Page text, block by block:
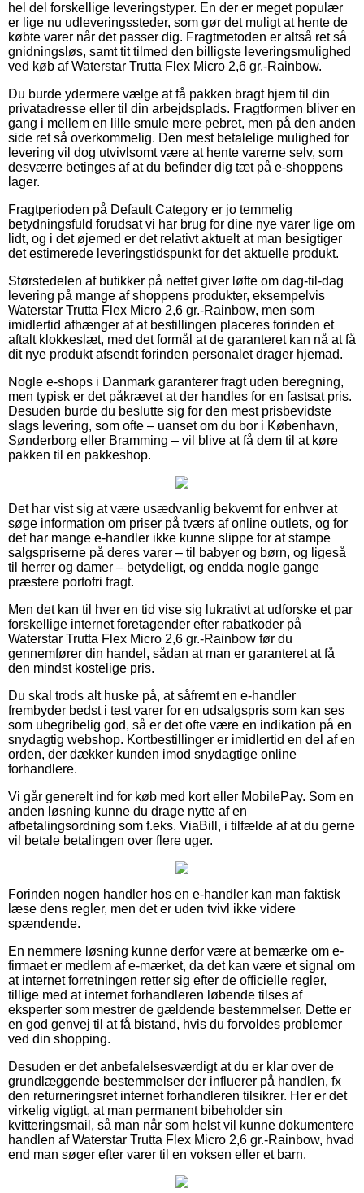
hel del forskellige leveringstyper. En der er meget populær
er lige nu udleveringssteder, som gør det muligt at hente de
købte varer når det passer dig. Fragtmetoden er altså ret så
gnidningsløs, samt tit tilmed den billigste leveringsmulighed
ved køb af Waterstar Trutta Flex Micro 2,6 gr.-Rainbow.
Du burde ydermere vælge at få pakken bragt hjem til din
privatadresse eller til din arbejdsplads. Fragtformen bliver en
gang i mellem en lille smule mere pebret, men på den anden
side ret så overkommelig. Den mest betalelige mulighed for
levering vil dog utvivlsomt være at hente varerne selv, som
desværre betinges af at du befinder dig tæt på e-shoppens
lager.
Fragtperioden på Default Category er jo temmelig
betydningsfuld forudsat vi har brug for dine nye varer lige om
lidt, og i det øjemed er det relativt aktuelt at man besigtiger
det estimerede leveringstidspunkt for det aktuelle produkt.
Størstedelen af butikker på nettet giver løfte om dag-til-dag
levering på mange af shoppens produkter, eksempelvis
Waterstar Trutta Flex Micro 2,6 gr.-Rainbow, men som
imidlertid afhænger af at bestillingen placeres forinden et
aftalt klokkeslæt, med det formål at de garanteret kan nå at få
dit nye produkt afsendt forinden personalet drager hjemad.
Nogle e-shops i Danmark garanterer fragt uden beregning,
men typisk er det påkrævet at der handles for en fastsat pris.
Desuden burde du beslutte sig for den mest prisbevidste
slags levering, som ofte – uanset om du bor i København,
Sønderborg eller Bramming – vil blive at få dem til at køre
pakken til en pakkeshop.
Det har vist sig at være usædvanlig bekvemt for enhver at
søge information om priser på tværs af online outlets, og for
det har mange e-handler ikke kunne slippe for at stampe
salgspriserne på deres varer – til babyer og børn, og ligeså
til herrer og damer – betydeligt, og endda nogle gange
præstere portofri fragt.
Men det kan til hver en tid vise sig lukrativt at udforske et par
forskellige internet foretagender efter rabatkoder på
Waterstar Trutta Flex Micro 2,6 gr.-Rainbow før du
gennemfører din handel, sådan at man er garanteret at få
den mindst kostelige pris.
Du skal trods alt huske på, at såfremt en e-handler
frembyder bedst i test varer for en udsalgspris som kan ses
som ubegribelig god, så er det ofte være en indikation på en
snydagtig webshop. Kortbestillinger er imidlertid en del af en
orden, der dækker kunden imod snydagtige online
forhandlere.
Vi går generelt ind for køb med kort eller MobilePay. Som en
anden løsning kunne du drage nytte af en
afbetalingsordning som f.eks. ViaBill, i tilfælde af at du gerne
vil betale betalingen over flere uger.
Forinden nogen handler hos en e-handler kan man faktisk
læse dens regler, men det er uden tvivl ikke videre
spændende.
En nemmere løsning kunne derfor være at bemærke om e-
firmaet er medlem af e-mærket, da det kan være et signal om
at internet forretningen retter sig efter de officielle regler,
tillige med at internet forhandleren løbende tilses af
eksperter som mestrer de gældende bestemmelser. Dette er
en god genvej til at få bistand, hvis du forvoldes problemer
ved din shopping.
Desuden er det anbefalelsesværdigt at du er klar over de
grundlæggende bestemmelser der influerer på handlen, fx
den returneringsret internet forhandleren tilsikrer. Her er det
virkelig vigtigt, at man permanent bibeholder sin
kvitteringsmail, så man når som helst vil kunne dokumentere
handlen af Waterstar Trutta Flex Micro 2,6 gr.-Rainbow, hvad
end man søger efter varer til en voksen eller et barn.